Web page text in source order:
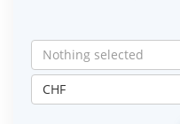
Nothing selected
CHF